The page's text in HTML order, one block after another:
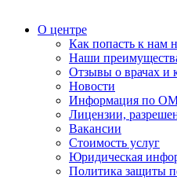
О центре
Как попасть к нам
Наши
Отзывы о врачах и
Новости
Информация по
Лицензии,
Вакансии
Стоимость услуг
Юридическая
Политика защиты